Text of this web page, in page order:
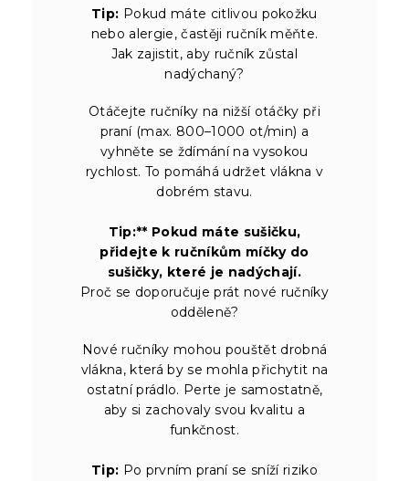
Tip: Pokud máte citlivou pokožku
nebo alergie, častěji ručník měňte.
Jak zajistit, aby ručník zůstal
nadýchaný?
Otáčejte ručníky na nižší otáčky při
praní (max. 800–1000 ot/min) a
vyhněte se ždímání na vysokou
rychlost. To pomáhá udržet vlákna v
dobrém stavu.
Tip:** Pokud máte sušičku,
přidejte k ručníkům míčky do
sušičky, které je nadýchají.
Proč se doporučuje prát nové ručníky
odděleně?
Nové ručníky mohou pouštět drobná
vlákna, která by se mohla přichytit na
ostatní prádlo. Perte je samostatně,
aby si zachovaly svou kvalitu a
funkčnost.
Tip: Po prvním praní se sníží riziko